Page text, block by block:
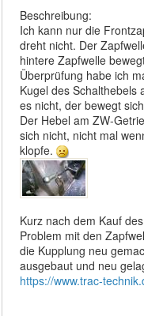
Beschreibung:
Ich kann nur die
dreht nicht. Der
hintere Zapfwelle
Überprüfung habe ich
Kugel des Schalthebels
es nicht, der bewegt
Der Hebel am ZW-
sich nicht, nicht mal
klopfe.
Kurz nach dem Kauf
Problem mit den
die Kupplung neu
ausgebaut und neu
https://www.trac-